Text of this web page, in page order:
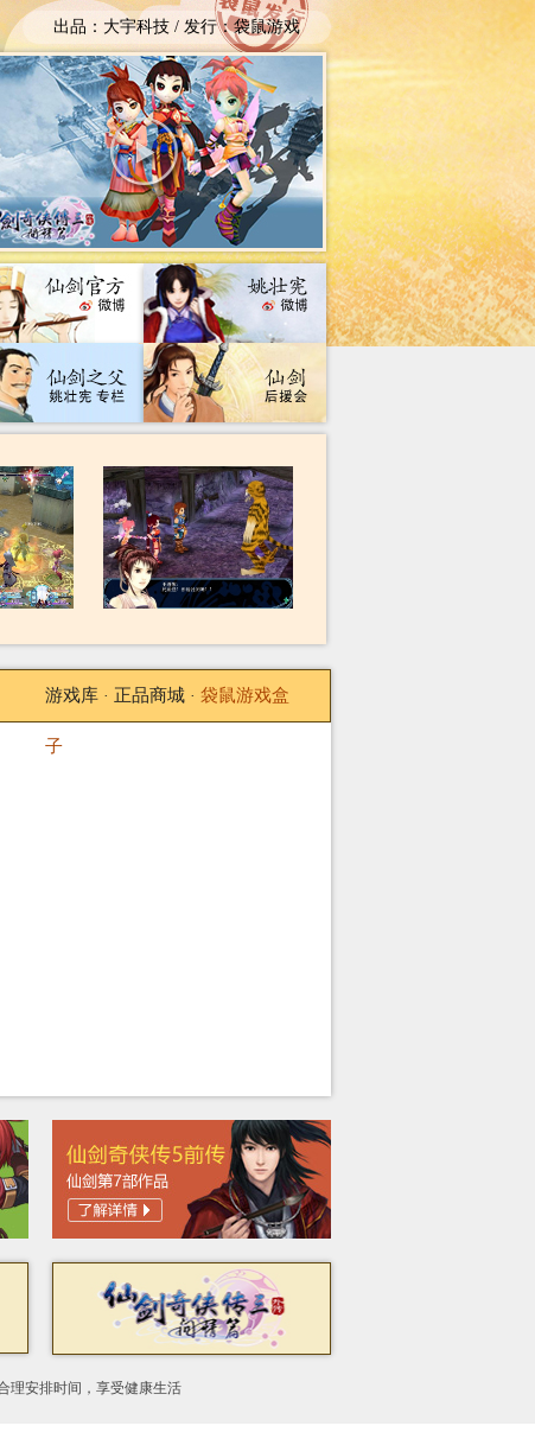
出品：大宇科技 / 发行：袋鼠游戏
游戏库 · 正品商城 · 袋鼠游戏盒
子
理安排时间，享受健康生活